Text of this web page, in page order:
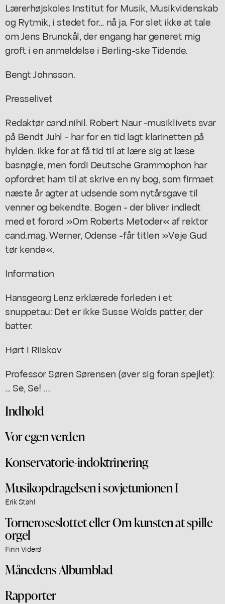
Lærerhøjskoles Institut for Musik, Musikvidenskab
og Rytmik, i stedet for... nå ja. For slet ikke at tale
om Jens Brunckål, der engang har generet mig
groft i en anmeldelse i Berling-ske Tidende.
Bengt Johnsson.
Presselivet
Redaktør cand.nihil. Robert Naur -musiklivets svar
på Bendt Juhl - har for en tid lagt klarinetten på
hylden. Ikke for at få tid til at lære sig at læse
basnøgle, men fordi Deutsche Grammophon har
opfordret ham til at skrive en ny bog, som firmaet
næste år agter at udsende som nytårsgave til
venner og bekendte. Bogen - der bliver indledt
med et forord »Om Roberts Metoder« af rektor
cand.mag. Werner, Odense -får titlen »Veje Gud
tør kende«.
Information
Hansgeorg Lenz erklærede forleden i et
snuppetau: Det er ikke Susse Wolds patter, der
batter.
Hørt i Riiskov
Professor Søren Sørensen (øver sig foran spejlet):
... Se, Se! …
Indhold
Vor egen verden
Konservatorie-indoktrinering
Musikopdragelsen i sovjetunionen I
Erik Stahl
Torneroseslottet eller Om kunsten at spille
orgel
Finn Viderø
Månedens Albumblad
Rapporter